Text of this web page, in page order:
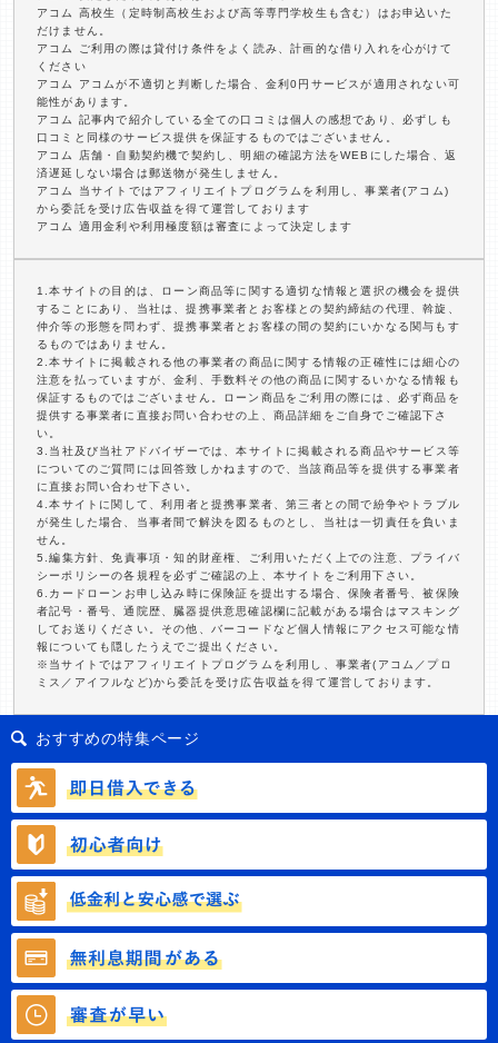
アコム 高校生（定時制高校生および高等専門学校生も含む）はお申込いた
だけません。
アコム ご利用の際は貸付け条件をよく読み、計画的な借り入れを心がけて
ください
アコム アコムが不適切と判断した場合、金利0円サービスが適用されない可
能性があります。
アコム 記事内で紹介している全ての口コミは個人の感想であり、必ずしも
口コミと同様のサービス提供を保証するものではございません。
アコム 店舗・自動契約機で契約し、明細の確認方法をWEBにした場合、返
済遅延しない場合は郵送物が発生しません。
アコム 当サイトではアフィリエイトプログラムを利用し、事業者(アコム)
から委託を受け広告収益を得て運営しております
アコム 適用金利や利用極度額は審査によって決定します
1.本サイトの目的は、ローン商品等に関する適切な情報と選択の機会を提供
することにあり、当社は、提携事業者とお客様との契約締結の代理、斡旋、
仲介等の形態を問わず、提携事業者とお客様の間の契約にいかなる関与もす
るものではありません。
2.本サイトに掲載される他の事業者の商品に関する情報の正確性には細心の
注意を払っていますが、金利、手数料その他の商品に関するいかなる情報も
保証するものではございません。ローン商品をご利用の際には、必ず商品を
提供する事業者に直接お問い合わせの上、商品詳細をご自身でご確認下さ
い。
3.当社及び当社アドバイザーでは、本サイトに掲載される商品やサービス等
についてのご質問には回答致しかねますので、当該商品等を提供する事業者
に直接お問い合わせ下さい。
4.本サイトに関して、利用者と提携事業者、第三者との間で紛争やトラブル
が発生した場合、当事者間で解決を図るものとし、当社は一切責任を負いま
せん。
5.編集方針、免責事項・知的財産権、ご利用いただく上での注意、プライバ
シーポリシーの各規程を必ずご確認の上、本サイトをご利用下さい。
6.カードローンお申し込み時に保険証を提出する場合、保険者番号、被保険
者記号・番号、通院歴、臓器提供意思確認欄に記載がある場合はマスキング
してお送りください。その他、バーコードなど個人情報にアクセス可能な情
報についても隠したうえでご提出ください。
※当サイトではアフィリエイトプログラムを利用し、事業者(アコム／プロ
ミス／アイフルなど)から委託を受け広告収益を得て運営しております。
おすすめの特集ページ